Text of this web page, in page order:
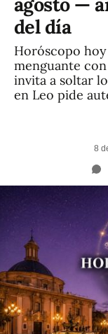
del día
Horóscopo
menguante
invita a soltar
en Leo pide
8